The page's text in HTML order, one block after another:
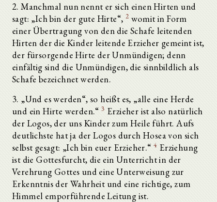
2. Manchmal nun nennt er sich einen Hirten und
sagt: „Ich bin der gute Hirte“, 2 womit in Form
einer Übertragung von den die Schafe leitenden
Hirten der die Kinder leitende Erzieher gemeint ist,
der fürsorgende Hirte der Unmündigen; denn
einfältig sind die Unmündigen, die sinnbildlich als
Schafe bezeichnet werden.
3. „Und es werden“, so heißt es, „alle eine Herde
und ein Hirte werden.“3 Erzieher ist also natürlich
der Logos, der uns Kinder zum Heile führt. Aufs
deutlichste hat ja der Logos durch Hosea von sich
selbst gesagt: „Ich bin euer Erzieher.“ 4 Erziehung
ist die Gottesfurcht, die ein Unterricht in der
Verehrung Gottes und eine Unterweisung zur
Erkenntnis der Wahrheit und eine richtige, zum
Himmel emporführende Leitung ist.